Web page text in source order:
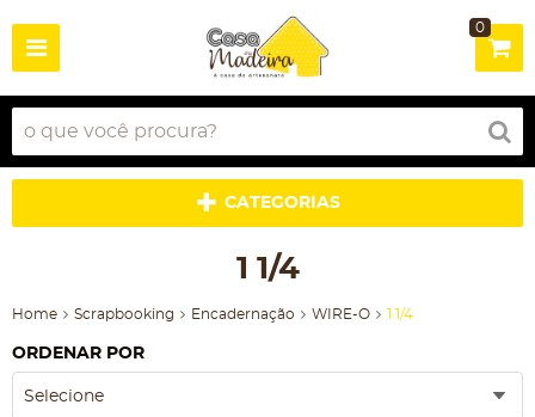
0
CATEGORIAS
1 1/4
Home Scrapbooking Encadernação WIRE-O 1 1/4
ORDENAR POR
Selecione